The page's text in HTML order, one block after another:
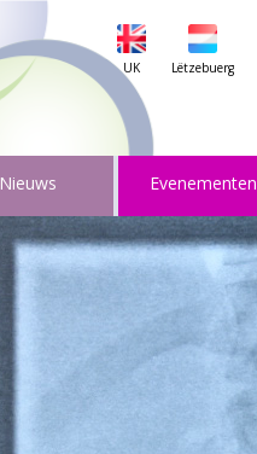
UK Lëtzebuerg
Nieuws Evenementen